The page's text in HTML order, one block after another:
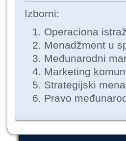
Izborni:
Operaciona
Menadžment u
Međunarodni
Marketing
Strategijski
Pravo